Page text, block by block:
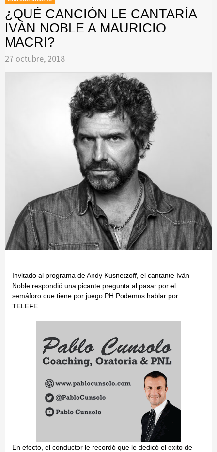
¿QUÉ CANCIÓN LE CANTARÍA
IVÁN NOBLE A MAURICIO
MACRI?
27 octubre, 2018
Invitado al programa de Andy Kusnetzoff, el cantante Iván
Noble respondió una picante pregunta al pasar por el
semáforo que tiene por juego PH Podemos hablar por
TELEFE.
En efecto, el conductor le recordó que le dedicó el éxito de